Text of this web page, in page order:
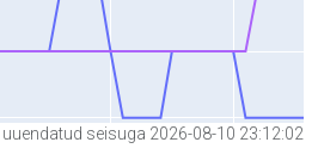
seisuga 2026-08-10 23:12:02